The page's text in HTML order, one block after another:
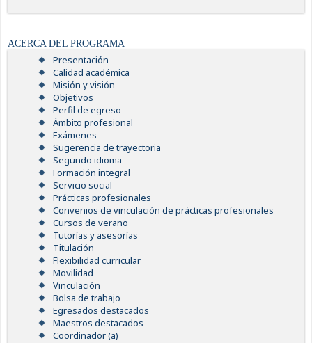
ACERCA DEL PROGRAMA
Presentación
Calidad académica
Misión y visión
Objetivos
Perfil de egreso
Ámbito profesional
Exámenes
Sugerencia de trayectoria
Segundo idioma
Formación integral
Servicio social
Prácticas profesionales
Convenios de vinculación de prácticas profesionales
Cursos de verano
Tutorías y asesorías
Titulación
Flexibilidad curricular
Movilidad
Vinculación
Bolsa de trabajo
Egresados destacados
Maestros destacados
Coordinador (a)